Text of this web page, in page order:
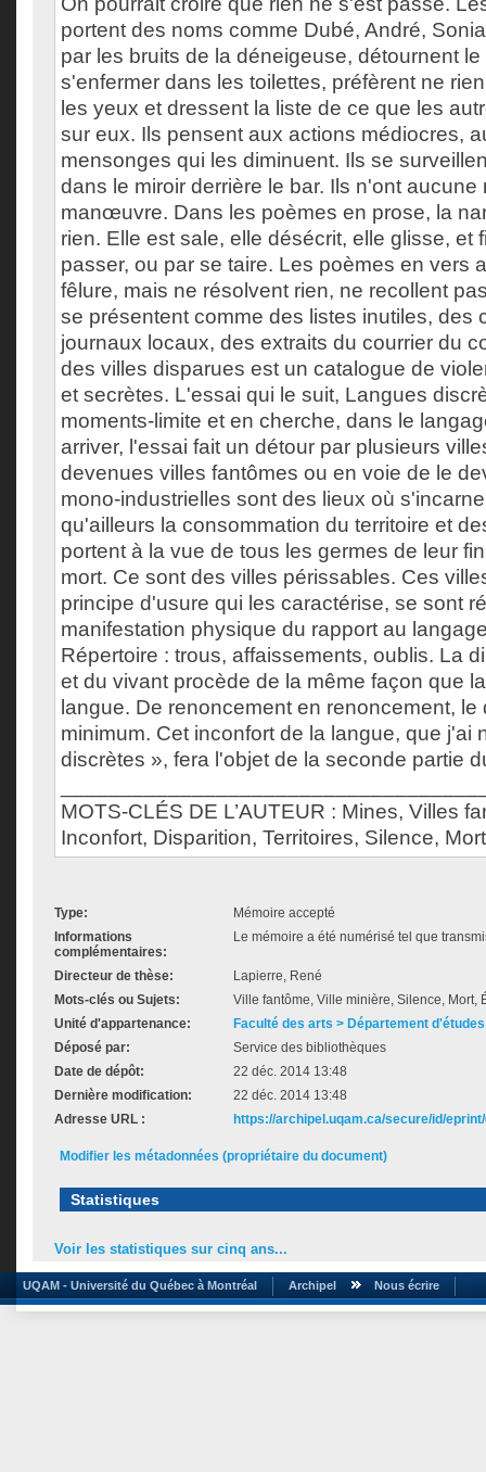
portent des noms comme Dubé, André,
par les bruits de la déneigeuse, détournent
s'enfermer dans les toilettes, préfèrent ne
les yeux et dressent la liste de ce que les
sur eux. Ils pensent aux actions médiocres,
mensonges qui les diminuent. Ils se
dans le miroir derrière le bar. Ils n'ont aucune
manœuvre. Dans les poèmes en prose, la
rien. Elle est sale, elle désécrit, elle glisse, et
passer, ou par se taire. Les poèmes en vers
fêlure, mais ne résolvent rien, ne recollent
se présentent comme des listes inutiles, des
journaux locaux, des extraits du courrier du
des villes disparues est un catalogue de
et secrètes. L'essai qui le suit, Langues
moments-limite et en cherche, dans le
arriver, l'essai fait un détour par plusieurs
devenues villes fantômes ou en voie de le
mono-industrielles sont des lieux où
qu'ailleurs la consommation du territoire et
portent à la vue de tous les germes de leur
mort. Ce sont des villes périssables. Ces
principe d'usure qui les caractérise, se sont
manifestation physique du rapport au
Répertoire : trous, affaissements, oublis. La
et du vivant procède de la même façon que
langue. De renoncement en renoncement, le
minimum. Cet inconfort de la langue, que j'ai
discrètes », fera l'objet de la seconde partie
MOTS-CLÉS DE L’AUTEUR : Mines, Villes
Inconfort, Disparition, Territoires, Silence,
Type:
Mémoire accepté
Informations
complémentaires:
Le mémoire a été numérisé tel que
Directeur de thèse:
Lapierre, René
Mots-clés ou Sujets:
Ville fantôme, Ville minière, Silence, Mort,
Unité d'appartenance:
Faculté des arts > Département
Déposé par:
Service des bibliothèques
Date de dépôt:
22 déc. 2014 13:48
Dernière modification:
22 déc. 2014 13:48
Adresse URL :
https://archipel.uqam.ca/secure/id/
Modifier les métadonnées (propriétaire du document)
Statistiques
Voir les statistiques sur cinq ans...
UQAM - Université du Québec à Montréal Archipel Nous écrire